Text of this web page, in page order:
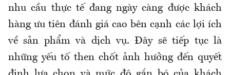
nhu cầu thực tế đang ngày càng được khách
hàng ưu tiên đánh giá cao bên cạnh các lợi ích
về sản phẩm và dịch vụ. Đây sẽ tiếp tục là
những yếu tố then chốt ảnh hưởng đến quyết